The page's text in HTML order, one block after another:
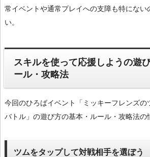
常イベントや通常プレイへの支障も特にない
い。
スキルを使って応援しようの遊
ール・攻略法
今回のひろばイベント「ミッキーフレンズの
バトル」の遊び方の基本・ルール・攻略法の
ツムをタップして対戦相手を選ぼう